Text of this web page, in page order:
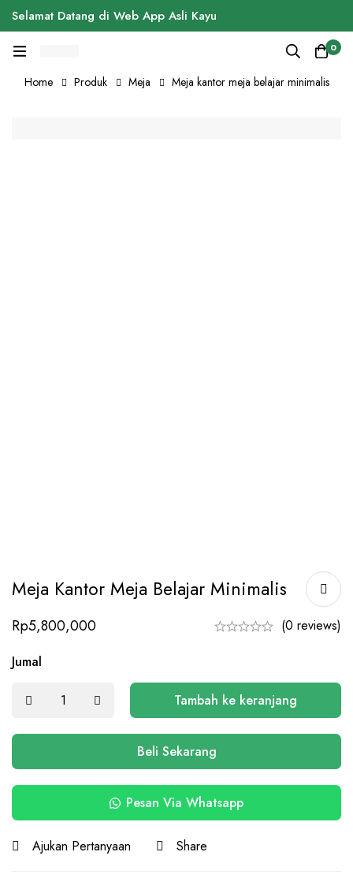
Selamat Datang di Web App Asli Kayu
0
Home Produk Meja Meja kantor meja belajar minimalis
Meja Kantor Meja Belajar Minimalis
Rp5,800,000
(0 reviews)
Jumal
Tambah ke keranjang
Beli Sekarang
Pesan Via Whatsapp
Ajukan Pertanyaan Share